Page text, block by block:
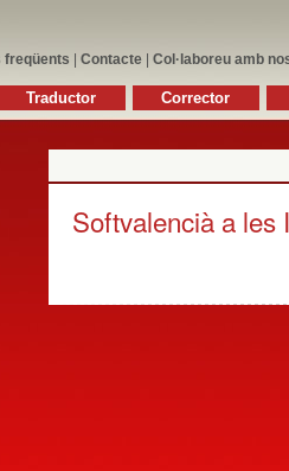
freqüents Contacte Col·laboreu amb
Traductor Corrector
Softvalencià a les